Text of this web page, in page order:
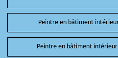
Peintre en bâtiment
Peintre en bâtiment